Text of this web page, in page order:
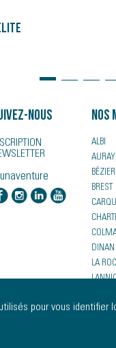
nous Nos
ALBI
AURAY
BREST
DINAN
LA
pour vous